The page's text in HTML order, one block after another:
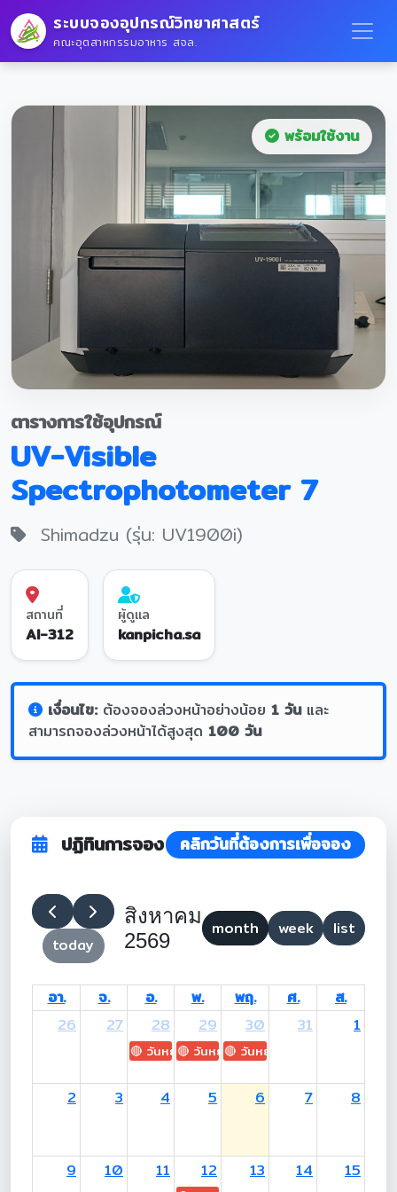
ระบบจองอุปกรณ์วิทยาศาสตร์
คณะอุตสาหกรรมอาหาร สจล.
พร้อมใช้งาน
ตารางการใช้อุปกรณ์
UV-Visible
Spectrophotometer 7
Shimadzu (รุ่น: UV1900i)
สถานที่
AI-312
ผู้ดูแล
kanpicha.sa
เงื่อนไข:ต้องจองล่วงหน้าอย่างน้อย 1 วันและ
สามารถจองล่วงหน้าได้สูงสุด 100 วัน
ปฏิทินการจอง คลิกวันที่ต้องการเพื่อจอง
today
สิงหาคม
2569
month week list
อา. จ. อ. พ. พฤ. ศ.
ส.
26
27 28
🔴 วันหยุด: H.M. King Maha Vajiralongkorn's
29
🔴 วันหยุด: Asanha Bucha Day
30
🔴 วันหยุด: Buddhist Lent
31 1
2 3 4 5 6 7 8
9 10 11 12 13 14 15